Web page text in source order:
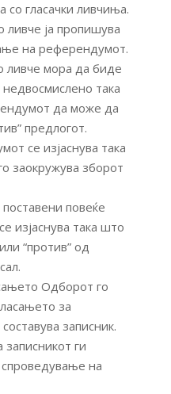
гласачки ливчиња.
ливче ја пропишува
на референдумот.
ливче мора да биде
така
да може да
предлогот.
се изјаснува така
заокружува зборот
повеќе
изјаснува така што
“против” од
Одборот го
за
записник.
ги
на